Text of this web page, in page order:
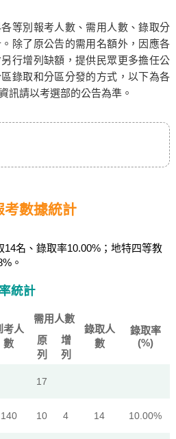
等別報考人數、需用人數、錄取分
除了原公告的需用名額外，因應各
行增列缺額，提供民眾更多擔任公
錄取和分區分發的方式，以下為各
訊請以考選部的公告為準。
考數據統計
名、錄取率10.00%；地特四等教
。
統計
考人
數
需用人數
錄取人
數
錄取率
(%)
原
列
增
列
17
140 10 4 14 10.00%